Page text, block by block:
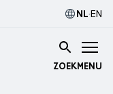
NL·EN
ZOEKMENU